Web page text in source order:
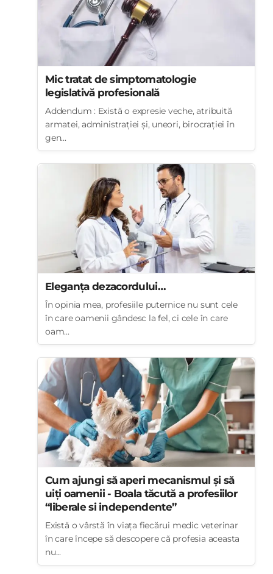
Mic tratat de simptomatologie
legislativă profesională
Addendum : Există o expresie veche, atribuită
armatei, administrației și, uneori, birocrației în
gen...
Eleganța dezacordului…
În opinia mea, profesiile puternice nu sunt cele
în care oamenii gândesc la fel, ci cele în care
oam...
Cum ajungi să aperi mecanismul și să
uiți oamenii - Boala tăcută a profesiilor
“liberale si independente”
Există o vârstă în viața fiecărui medic veterinar
în care începe să descopere că profesia aceasta
nu...